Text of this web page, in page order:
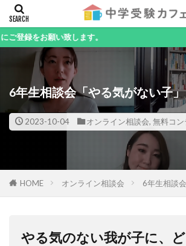
い致します。
6年生相談会「やる気がない子」
2023-10-04 オンライン相談会, 無料コン
HOME オンライン相談会 6年生相談
やる気のない我が子に、
キーワード
カテゴリー
検索